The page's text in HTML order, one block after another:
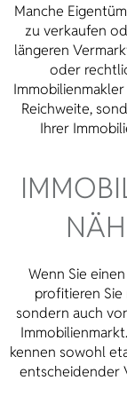
Manche
zu verkaufen
längeren
oder
Reichweite,
Ihrer
Wenn Sie einen
profitieren
sondern auch
kennen sowohl
entscheidender